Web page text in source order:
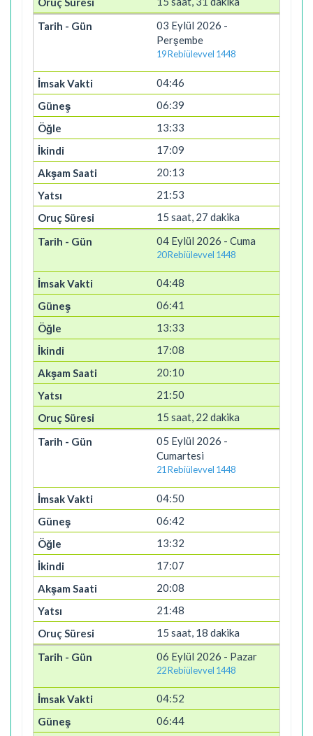
03 Eylül 2026 -
Perşembe
19 Rebiülevvel 1448
04:46
06:39
13:33
17:09
20:13
21:53
15 saat, 27 dakika
04 Eylül 2026 - Cuma
20 Rebiülevvel 1448
04:48
06:41
13:33
17:08
20:10
21:50
15 saat, 22 dakika
05 Eylül 2026 -
Cumartesi
21 Rebiülevvel 1448
04:50
06:42
13:32
17:07
20:08
21:48
15 saat, 18 dakika
06 Eylül 2026 - Pazar
22 Rebiülevvel 1448
04:52
06:44